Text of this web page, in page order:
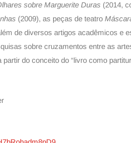
sobre Marguerite Duras (2014,
(2009), as peças de teatro
de diversos artigos acadêmicos e
sobre cruzamentos entre as
do conceito do “livro como